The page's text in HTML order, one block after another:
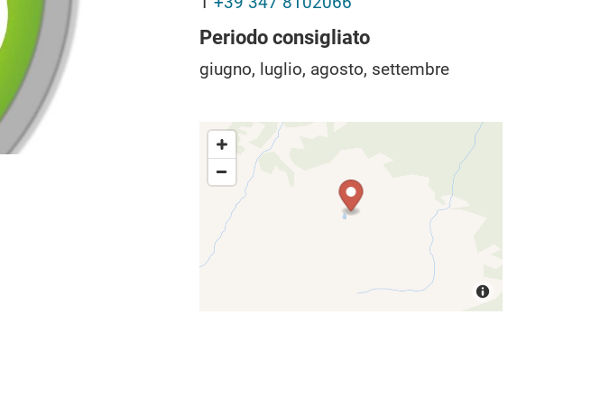
Periodo consigliato
giugno, luglio, agosto, settembre